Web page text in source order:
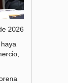
2026